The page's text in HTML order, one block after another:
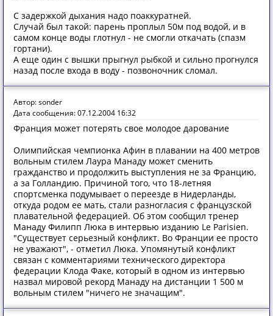
С задержкой дыхания надо поаккуратней.
Случай был такой: парень проплыл 50м под водой, и в
самом конце воды глотнул - не смогли откачать (спазм
гортани).
А еще один с вышки прыгнул рыбкой и сильно прогнулся
назад после входа в воду - позвоночник сломал.
Автор: sonder
Дата сообщения: 07.12.2004 16:32
Франция может потерять свое молодое дарование
Олимпийская чемпионка Афин в плавании на 400 метров
вольным стилем Лаура Манаду может сменить
гражданство и продолжить выступления не за Францию,
а за Голландию. Причиной того, что 18-летняя
спортсменка подумывает о переезде в Нидерланды,
откуда родом ее мать, стали разногласия с французской
плавательной федерацией. Об этом сообщил тренер
Манаду Филипп Люка в интервью изданию Le Parisien.
"Существует серьезный конфликт. Во Франции ее просто
не уважают", - отметил Люка. Упомянутый конфликт
связан с комментариями технического директора
федерации Клода Факе, который в одном из интервью
назвал мировой рекорд Манаду на дистанции 1 500 м
вольным стилем "ничего не значащим".